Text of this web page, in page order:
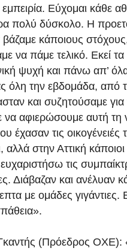
εμπειρία. Εύχομαι κάθε
πολύ δύσκολο. Η
βάζαμε κάποιους
να πάμε τελικό. Εκεί
ψυχή και πάνω απ’
όλη την εβδομάδα, από
και συζητούσαμε
να αφιερώσουμε αυτή
έχασαν τις
αλλά στην Αττική
τις
Διάβαζαν και ανέλυαν
με ομάδες
(Πρόεδρος ΟΧΕ):